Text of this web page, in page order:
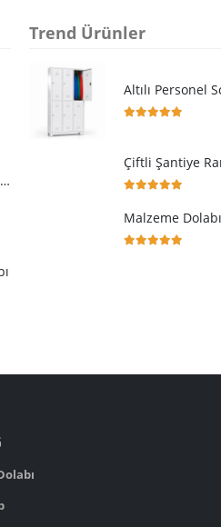
Kimyasal Dolabı Izgara Tavalı Sızdırmaz Raflı
Trend Ürünler